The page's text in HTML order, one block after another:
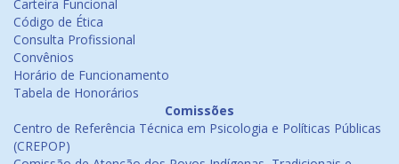
Carteira Funcional
Código de Ética
Consulta Profissional
Convênios
Horário de Funcionamento
Tabela de Honorários
Comissões
Centro de Referência Técnica em Psicologia e Políticas Públicas
(CREPOP)